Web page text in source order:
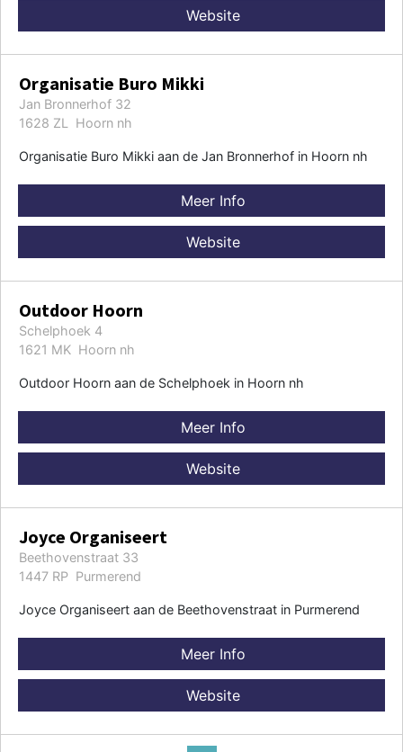
Website
Organisatie Buro Mikki
Jan Bronnerhof 32
1628 ZL Hoorn nh
Organisatie Buro Mikki aan de Jan Bronnerhof in Hoorn nh
Meer Info
Website
Outdoor Hoorn
Schelphoek 4
1621 MK Hoorn nh
Outdoor Hoorn aan de Schelphoek in Hoorn nh
Meer Info
Website
Joyce Organiseert
Beethovenstraat 33
1447 RP Purmerend
Joyce Organiseert aan de Beethovenstraat in Purmerend
Meer Info
Website